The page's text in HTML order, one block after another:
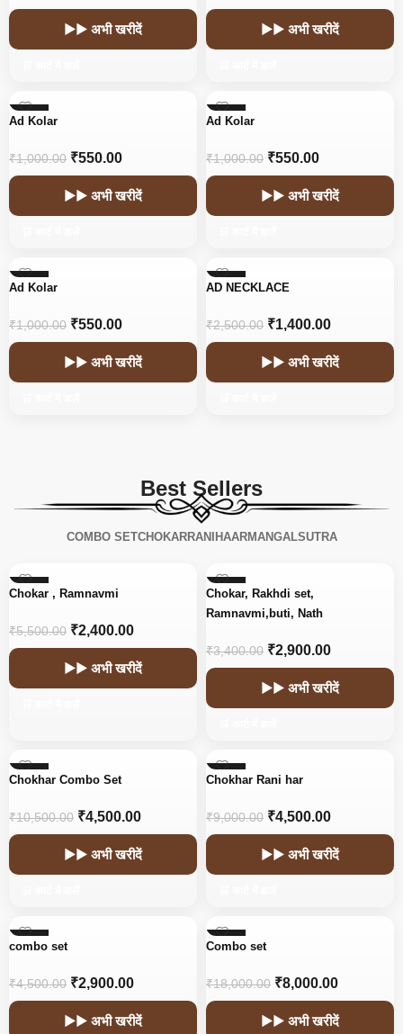
▶▶ अभी खरीदें ▶▶ अभी खरीदें
-45%
Ad Kolar
₹1,000.00 ₹550.00
▶▶ अभी खरीदें
-45%
Ad Kolar
₹1,000.00 ₹550.00
▶▶ अभी खरीदें
-45%
Ad Kolar
₹1,000.00 ₹550.00
▶▶ अभी खरीदें
-44%
AD NECKLACE
₹2,500.00 ₹1,400.00
▶▶ अभी खरीदें
Best Sellers
COMBO SETCHOKARRANIHAARMANGALSUTRA
-56%
Chokar , Ramnavmi
₹5,500.00 ₹2,400.00
▶▶ अभी खरीदें
-15%
Chokar, Rakhdi set,
Ramnavmi,buti, Nath
₹3,400.00 ₹2,900.00
▶▶ अभी खरीदें
-57%
Chokhar Combo Set
₹10,500.00 ₹4,500.00
▶▶ अभी खरीदें
-50%
Chokhar Rani har
₹9,000.00 ₹4,500.00
▶▶ अभी खरीदें
-36%
combo set
₹4,500.00 ₹2,900.00
▶▶ अभी खरीदें
-56%
Combo set
₹18,000.00 ₹8,000.00
▶▶ अभी खरीदें